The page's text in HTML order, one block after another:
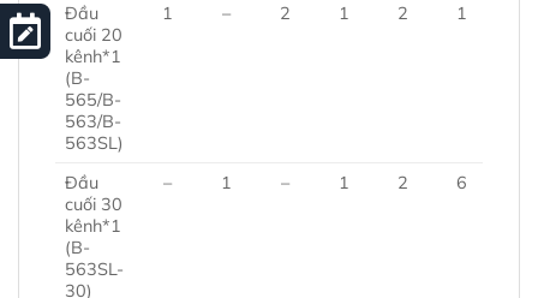
Đầu
cuối 20
kênh*1
(B-
565/B-
563/B-
563SL)
1 – 2 1 2 1
Đầu
cuối 30
kênh*1
(B-
563SL-
30)
– 1 – 1 2 6